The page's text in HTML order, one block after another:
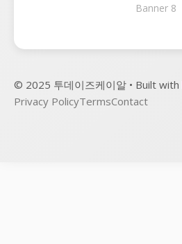
Banner 8
© 2025 투데이즈케이알 • Built with
Privacy PolicyTermsContact